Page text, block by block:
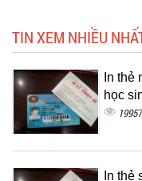
TIN XEM NHIỀU
In thẻ
học
19957
In thẻ